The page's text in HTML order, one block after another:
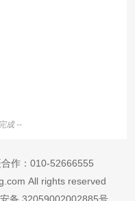
成 --
作： 010-52666555
All rights reserved
备 32059002002885号